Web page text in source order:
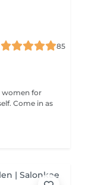
85
women for
Come in as